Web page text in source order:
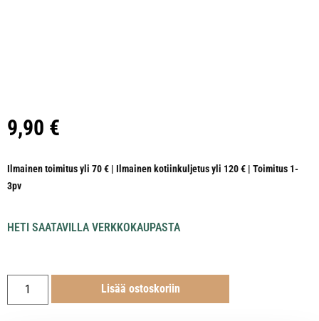
9,90 €
Ilmainen toimitus yli 70 € | Ilmainen kotiinkuljetus yli 120 € | Toimitus 1-
3pv
HETI SAATAVILLA VERKKOKAUPASTA
Lisää ostoskoriin